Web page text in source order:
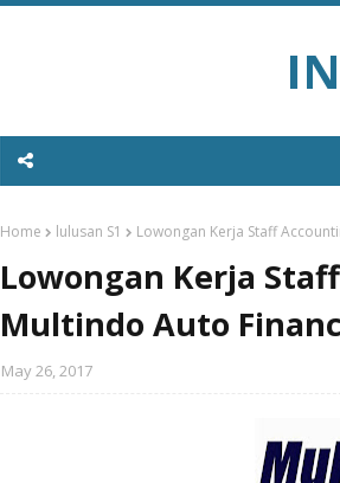
Home lulusan S1 Lowongan Kerja Staff
Lowongan Kerja
Multindo Auto
May 26, 2017